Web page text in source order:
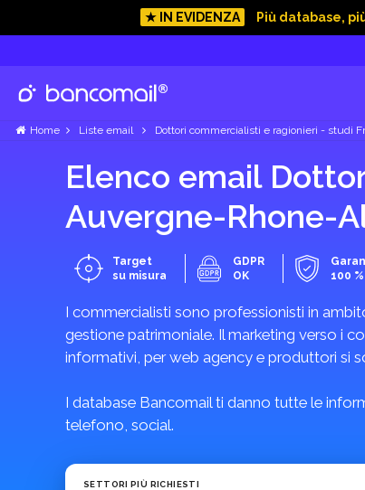
★ IN EVIDENZA Più database,
Home Liste email Dottori commercialisti e ragionieri - studi
Elenco email
Auvergne-Rhone-
Target
su misura
GDPR
OK
100 %
I commercialisti sono professionisti in
gestione patrimoniale. Il marketing verso i
informativi, per web agency e produttori si
I database Bancomail ti danno tutte le
telefono, social.
SETTORI PIÙ RICHIESTI